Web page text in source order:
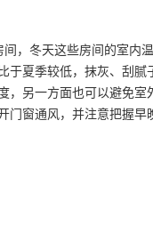
冬天这些房间的室内
于夏季较低，抹灰、刮腻
，另一方面也可以避免室
窗通风，并注意把握早